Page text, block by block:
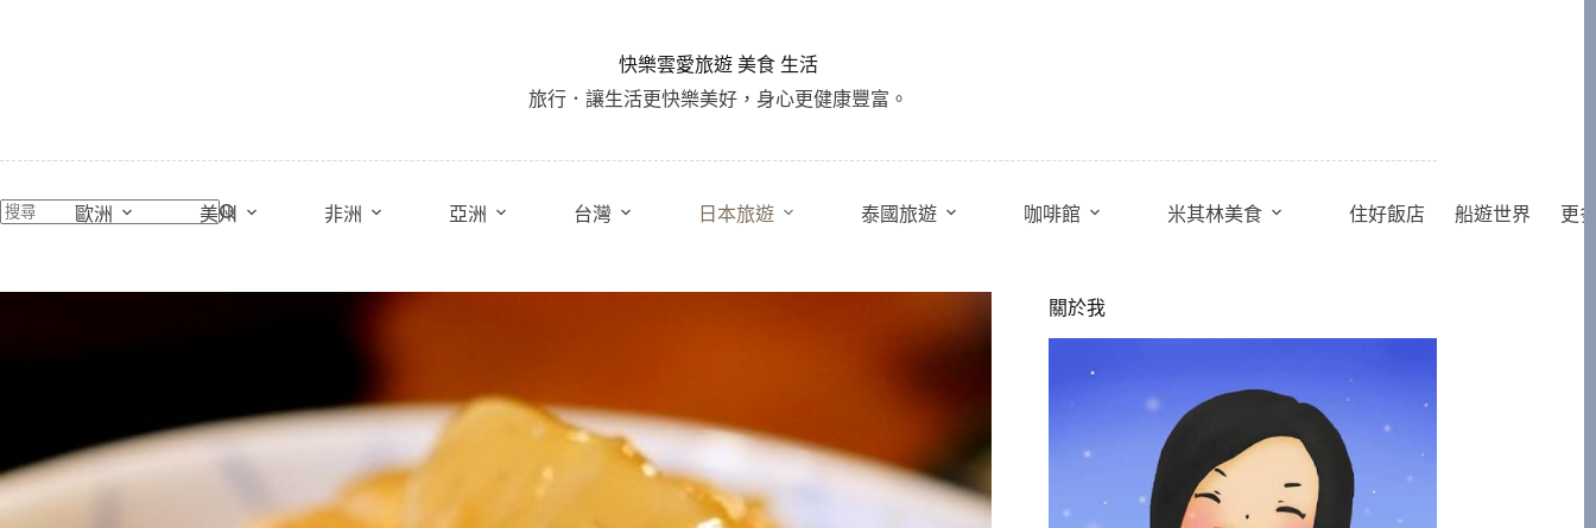
容
快樂雲愛旅遊 美食 生活
旅行．讓生活更快樂美好，身心更健康豐富。
歐洲 美州 非洲 亞洲 台灣 日本旅遊 泰國旅遊 咖啡館 米其林美食 住好飯店 船遊世界 更
關於我